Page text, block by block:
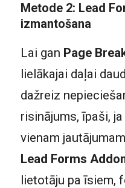
Metode 2: Lead
izmantošana
Lai gan Page
lielākajai daļai
dažreiz
risinājums, īpaši,
vienam
Lead Forms
lietotāju pa īsiem,